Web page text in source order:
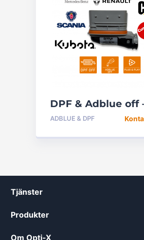
DPF & Adblue off
Modellanpassad
ADBLUE & DPF
Tjänster
Produkter
Om Opti-X